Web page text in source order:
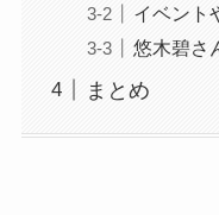
イベント
悠木碧さ
まとめ